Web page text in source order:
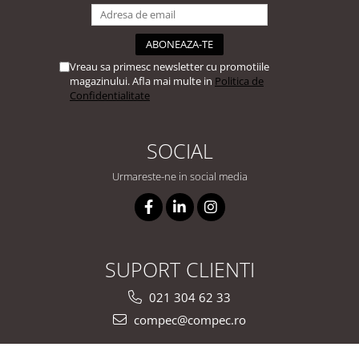
Vreau sa primesc newsletter cu promotiile
magazinului. Afla mai multe in Politica de
Confidentialitate
SOCIAL
Urmareste-ne in social media
SUPORT CLIENTI
021 304 62 33
compec@compec.ro